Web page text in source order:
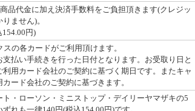
品代金に加え決済手数料をご負担頂きます(クレジッ
ません)。
154.00円)
の各カードがご利用頂けます。
払い手続きを行った日付となります。お受取り日と
用カード会社のご契約に基づく期日です。またキャ
ード会社のご契約に基づきます。
・ローソン・ミニストップ・デイリーヤマザキの5